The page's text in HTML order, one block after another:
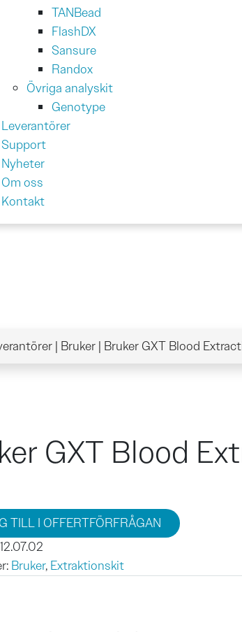
TANBead
FlashDX
Sansure
Randox
Övriga analyskit
Genotype
Leverantörer
Support
Nyheter
Om oss
Kontakt
| Bruker | Bruker GXT Blood
GXT Blood
Blood Extraction Kit mängd
TILL I OFFERTFÖRFRÅGAN
12.07.02
Bruker, Extraktionskit